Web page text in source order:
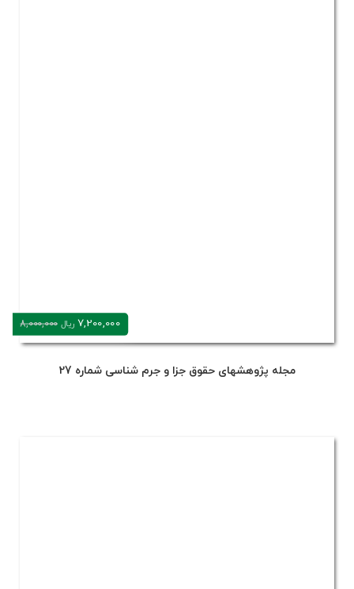
7,200,000 ریال 8,000,000
مجله پژوهشهای حقوق جزا و جرم شناسی شماره 27